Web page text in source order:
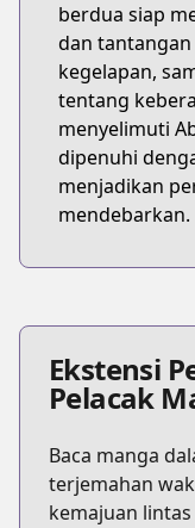
berdua siap
dan
kegelapan,
tentang
menyelimuti
dipenuhi
menjadikan
mendebarkan.
Ekstensi
Pelacak
Baca manga
terjemahan
kemajuan